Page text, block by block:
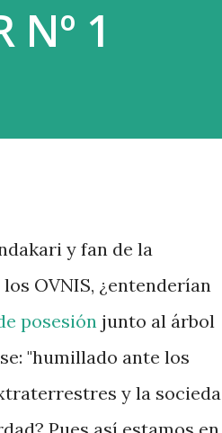
Nº 1
y fan de la
OVNIS, ¿entenderían
posesión junto al árbol
"humillado ante los
y la